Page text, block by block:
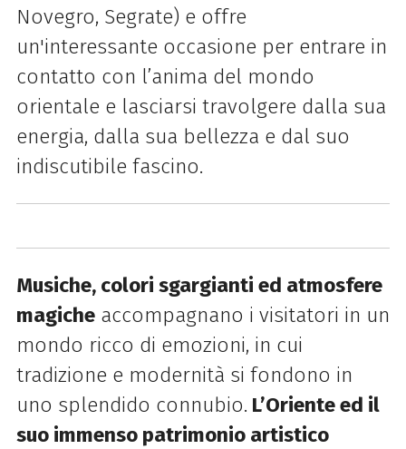
Novegro, Segrate) e offre
un'interessante occasione per entrare in
contatto con l’anima del mondo
orientale e lasciarsi travolgere dalla sua
energia, dalla sua bellezza e dal suo
indiscutibile fascino.
Musiche, colori sgargianti ed atmosfere
magicheaccompagnano i visitatori in un
mondo ricco di emozioni, in cui
tradizione e modernità si fondono in
uno splendido connubio. L’Oriente ed il
suo immenso patrimonio artistico